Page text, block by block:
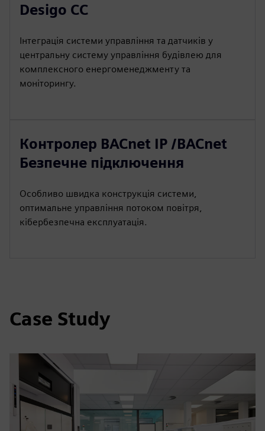
Desigo CC
Інтеграція системи управління та датчиків у
центральну систему управління будівлею для
комплексного енергоменеджменту та
моніторингу.
Контролер BACnet IP /BACnet
Безпечне підключення
Особливо швидка конструкція системи,
оптимальне управління потоком повітря,
кібербезпечна експлуатація.
Case Study